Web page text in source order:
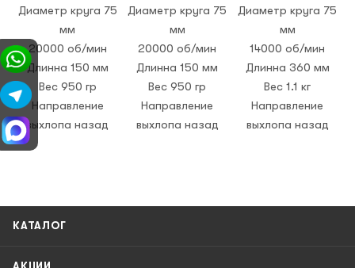
Диаметр круга 75
мм
Диаметр круга 75
мм
Диаметр круга 75
мм
20000 об/мин
20000 об/мин
14000 об/мин
Длинна 150 мм
Длинна 150 мм
Длинна 360 мм
Вес 950 гр
Вес 950 гр
Вес 1.1 кг
Направление
выхлопа назад
Направление
выхлопа назад
Направление
выхлопа назад
КАТАЛОГ